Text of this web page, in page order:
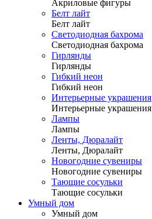
Акриловые фигуры
Белт лайт
Белт лайт
Светодиодная бахрома
Светодиодная бахрома
Гирлянды
Гирлянды
Гибкий неон
Гибкий неон
Интерьерные украшения
Интерьерные украшения
Лампы
Лампы
Ленты, Дюралайт
Ленты, Дюралайт
Новогодние сувениры
Новогодние сувениры
Тающие сосульки
Тающие сосульки
Умный дом
Умный дом